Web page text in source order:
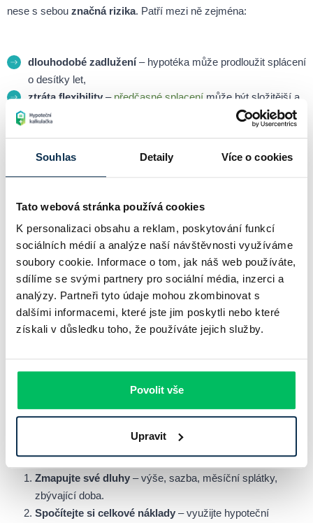
Souhlas Detaily Více o cookies
Tato webová stránka používá cookies
K personalizaci obsahu a reklam, poskytování funkcí
sociálních médií a analýze naší návštěvnosti využíváme
soubory cookie. Informace o tom, jak náš web používáte,
sdílíme se svými partnery pro sociální média, inzerci a
analýzy. Partneři tyto údaje mohou zkombinovat s
dalšími informacemi, které jste jim poskytli nebo které
získali v důsledku toho, že používáte jejich služby.
Povolit vše
Upravit
nese s sebou značná rizika. Patří mezi ně zejména:
dlouhodobé zadlužení– hypotéka může prodloužit splácení
o desítky let,
ztráta flexibility– předčasné splacení může být složitější a
dražší,
Nenechte si ujít klíčové novinky z hypotečního a realitního
trhu – pro investory, kupující i profesionály.
Přihlásit
Jak na to v praxi: postup krok za
krokem
Pokud zvažujete sloučení úvěrů do hypotéky, čeká vás
Zmapujte své dluhy – výše, sazba, měsíční splátky,
zbývající doba.
Spočítejte si celkové náklady – využijte hypoteční